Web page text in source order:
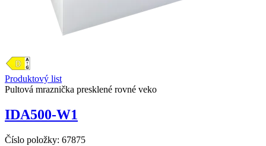
Produktový list
Pultová mraznička presklené rovné veko
IDA500-W1
Číslo položky: 67875